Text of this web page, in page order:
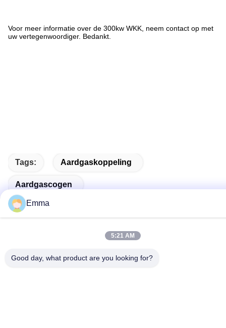
Voor meer informatie over de 300kw WKK, neem contact op met
uw vertegenwoordiger. Bedankt.
Tags: Aardgaskoppeling
Aardgascogen
Aardgascombineerde Warmte- En
Emma
5:21 AM
Good day, what product are you looking for?